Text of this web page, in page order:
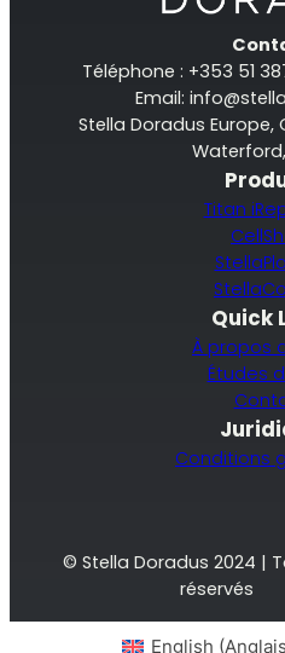
Téléphone : +353 51
Email:
Stella Doradus Europe,
Titan
Quick
À propos
Études
Conditions
© Stella Doradus 2024 |
réservés
English (Anglais